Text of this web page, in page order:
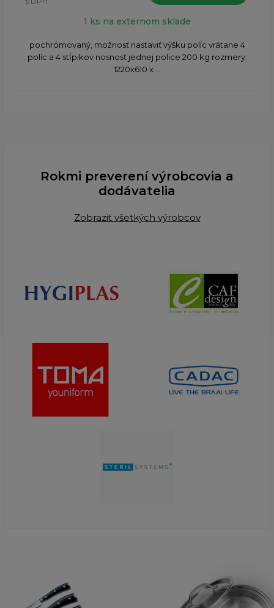
1 ks na externom sklade
pochrómovaný, možnosť nastaviť výšku políc vrátane 4
políc a 4 stĺpikov nosnosť jednej police 200 kg rozmery:
1220x610 x ...
Rokmi preverení výrobcovia a
dodávatelia
Zobraziť všetkých výrobcov